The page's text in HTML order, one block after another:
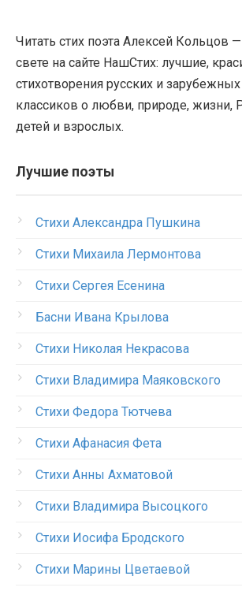
Читать стих поэта Алексей Кольцов
свете на сайте НашСтих: лучшие,
стихотворения русских и
классиков о любви, природе, жизни,
детей и взрослых.
Лучшие поэты
Стихи Александра Пушкина
Стихи Михаила Лермонтова
Стихи Сергея Есенина
Басни Ивана Крылова
Стихи Николая Некрасова
Стихи Владимира Маяковского
Стихи Федора Тютчева
Стихи Афанасия Фета
Стихи Анны Ахматовой
Стихи Владимира Высоцкого
Стихи Иосифа Бродского
Стихи Марины Цветаевой